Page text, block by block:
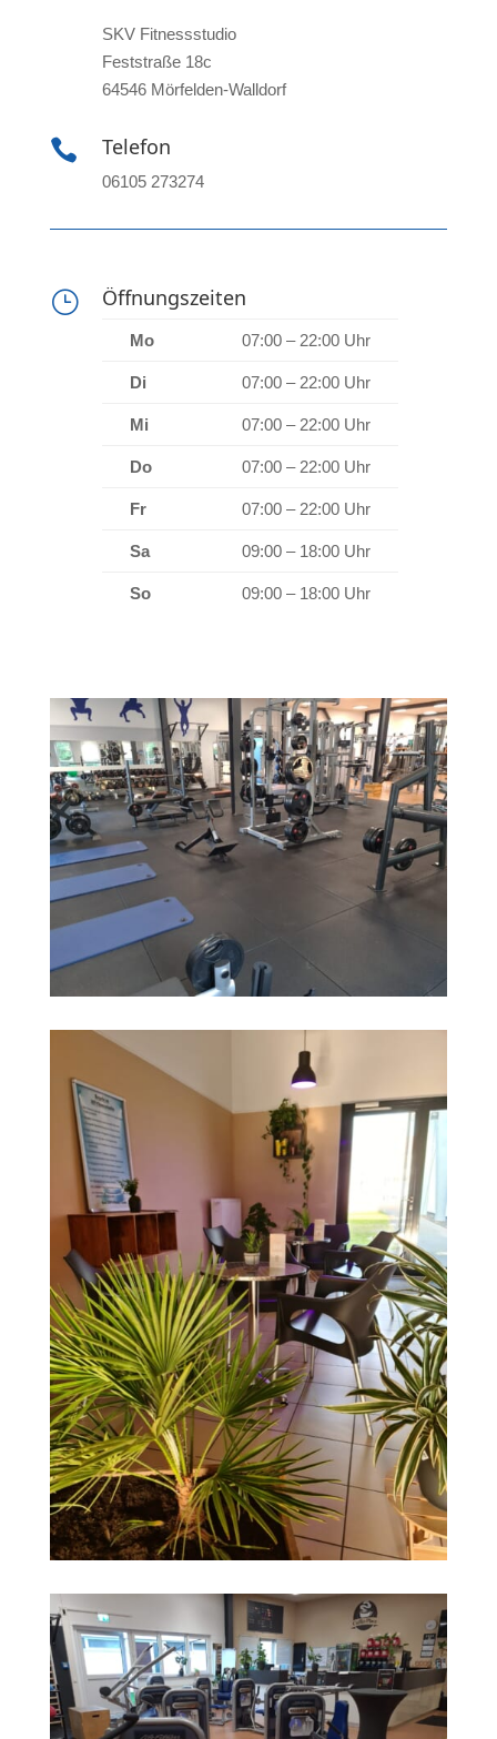
SKV Fitnessstudio
Feststraße 18c
64546 Mörfelden-Walldorf
 Telefon
06105 273274
} Öffnungszeiten
Mo 07:00 – 22:00 Uhr
Di 07:00 – 22:00 Uhr
Mi 07:00 – 22:00 Uhr
Do 07:00 – 22:00 Uhr
Fr 07:00 – 22:00 Uhr
Sa 09:00 – 18:00 Uhr
So 09:00 – 18:00 Uhr